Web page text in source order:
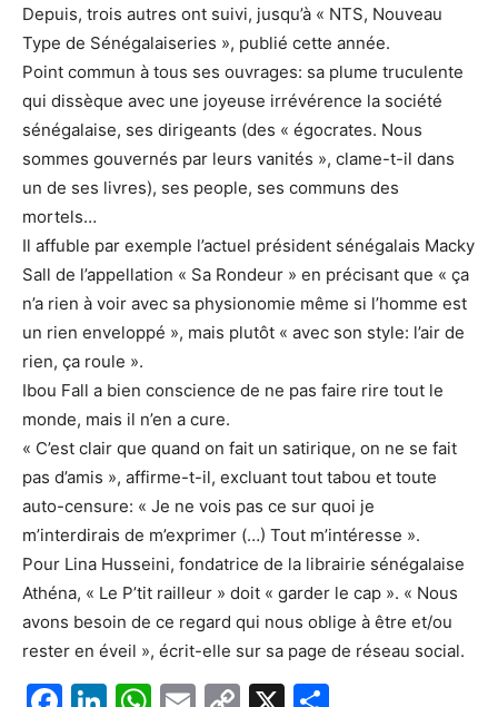
Depuis, trois autres ont suivi, jusqu’à « NTS, Nouveau
Type de Sénégalaiseries », publié cette année.
Point commun à tous ses ouvrages: sa plume truculente
qui dissèque avec une joyeuse irrévérence la société
sénégalaise, ses dirigeants (des « égocrates. Nous
sommes gouvernés par leurs vanités », clame-t-il dans
un de ses livres), ses people, ses communs des
mortels…
Il affuble par exemple l’actuel président sénégalais Macky
Sall de l’appellation « Sa Rondeur » en précisant que « ça
n’a rien à voir avec sa physionomie même si l’homme est
un rien enveloppé », mais plutôt « avec son style: l’air de
rien, ça roule ».
Ibou Fall a bien conscience de ne pas faire rire tout le
monde, mais il n’en a cure.
« C’est clair que quand on fait un satirique, on ne se fait
pas d’amis », affirme-t-il, excluant tout tabou et toute
auto-censure: « Je ne vois pas ce sur quoi je
m’interdirais de m’exprimer (…) Tout m’intéresse ».
Pour Lina Husseini, fondatrice de la librairie sénégalaise
Athéna, « Le P’tit railleur » doit « garder le cap ». « Nous
avons besoin de ce regard qui nous oblige à être et/ou
rester en éveil », écrit-elle sur sa page de réseau social.